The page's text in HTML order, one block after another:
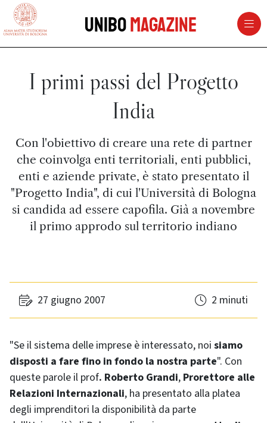
vai al contenuto della pagina
UniboMagazine
I primi passi del Progetto
India
Con l'obiettivo di creare una rete di partner
che coinvolga enti territoriali, enti pubblici,
enti e aziende private, è stato presentato il
"Progetto India", di cui l'Università di Bologna
si candida ad essere capofila. Già a novembre
il primo approdo sul territorio indiano
27 giugno 2007 2 minuti
"Se il sistema delle imprese è interessato, noi siamo
disposti a fare fino in fondo la nostra parte". Con
queste parole il prof. Roberto Grandi, Prorettore alle
Relazioni Internazionali, ha presentato alla platea
degli imprenditori la disponibilità da parte